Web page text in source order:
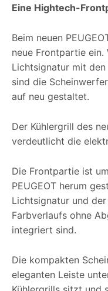
Eine Hightech-
Beim neuen
neue Frontpartie
Lichtsignatur mit
sind die
auf neu gestaltet.
Der Kühlergrill des
verdeutlicht die
Die Frontpartie ist
PEUGEOT herum
Lichtsignatur und
Farbverlaufs ohne
integriert sind.
Die kompakten
eleganten Leiste